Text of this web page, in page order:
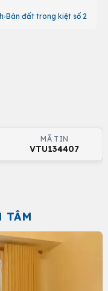
Bán đất trong kiệt số 2
MÃ TIN
VTU134407
TÂM